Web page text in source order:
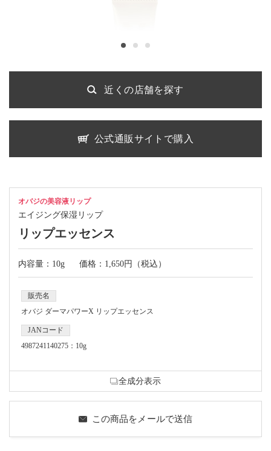
近くの店舗を探す
公式通販サイトで購入
オバジの美容液リップ
エイジング保湿リップ
リップエッセンス
内容量：10g 価格：1,650円（税込）
販売名
オバジ ダーマパワーX リップエッセンス
JANコード
4987241140275：10g
全成分表示
この商品をメールで送信